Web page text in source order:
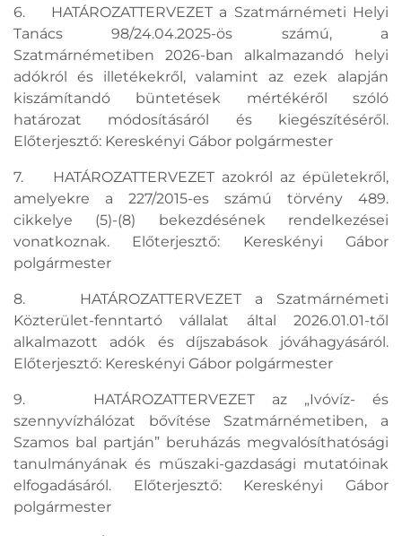
6. HATÁROZATTERVEZET a Szatmárnémeti Helyi
Tanács 98/24.04.2025-ös számú, a
Szatmárnémetiben 2026-ban alkalmazandó helyi
adókról és illetékekről, valamint az ezek alapján
kiszámítandó büntetések mértékéről szóló
határozat módosításáról és kiegészítéséről.
Előterjesztő: Kereskényi Gábor polgármester
7. HATÁROZATTERVEZET azokról az épületekről,
amelyekre a 227/2015-es számú törvény 489.
cikkelye (5)-(8) bekezdésének rendelkezései
vonatkoznak. Előterjesztő: Kereskényi Gábor
polgármester
8. HATÁROZATTERVEZET a Szatmárnémeti
Közterület-fenntartó vállalat által 2026.01.01-től
alkalmazott adók és díjszabások jóváhagyásáról.
Előterjesztő: Kereskényi Gábor polgármester
9. HATÁROZATTERVEZET az „Ivóvíz- és
szennyvízhálózat bővítése Szatmárnémetiben, a
Szamos bal partján” beruházás megvalósíthatósági
tanulmányának és műszaki-gazdasági mutatóinak
elfogadásáról. Előterjesztő: Kereskényi Gábor
polgármester